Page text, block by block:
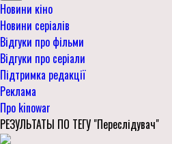
Новини кіно
Новини серіалів
Відгуки про фільми
Відгуки про серіали
Підтримка редакції
Реклама
Про kinowar
РЕЗУЛЬТАТЫ ПО ТЕГУ "Переслідувач"